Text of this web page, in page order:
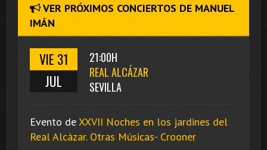
VER PRÓXIMOS CONCIERTOS DE MANUEL
IMÁN
VIE 31
JUL
21:00H
REAL ALCÁZAR
SEVILLA
Evento deXXVII Noches en los jardines del
Real Alcázar. Otras Músicas- Crooner